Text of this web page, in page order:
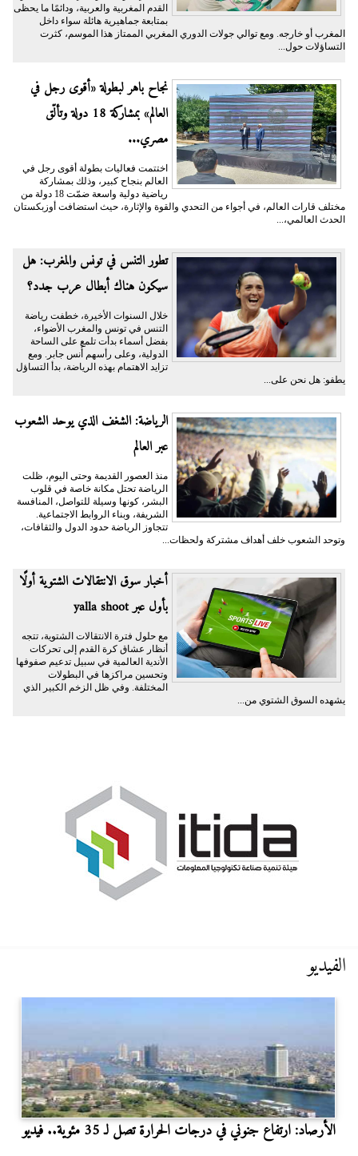
القدم المغربية والعربية، ودائمًا ما يحظى
بمتابعة جماهيرية هائلة سواء داخل
المغرب أو خارجه. ومع توالي جولات الدوري المغربي الممتاز هذا الموسم، كثرت
التساؤلات حول...
نجاح باهر لبطولة «أقوى رجل في
العالم» بمشاركة 18 دولة وتألّق
مصري...
اختتمت فعاليات بطولة أقوى رجل في
العالم بنجاح كبير، وذلك بمشاركة
رياضية دولية واسعة ضمّت 18 دولة من
مختلف قارات العالم، في أجواء من التحدي والقوة والإثارة، حيث استضافت أوزبكستان
الحدث العالمي،...
تطور التنس في تونس والمغرب: هل
سيكون هناك أبطال عرب جدد؟
خلال السنوات الأخيرة، خطفت رياضة
التنس في تونس والمغرب الأضواء،
بفضل أسماء بدأت تلمع على الساحة
الدولية، وعلى رأسهم أُنس جابر. ومع
تزايد الاهتمام بهذه الرياضة، بدأ التساؤل
يطفو: هل نحن على...
الرياضة: الشغف الذي يوحد الشعوب
عبر العالم
منذ العصور القديمة وحتى اليوم، ظلت
الرياضة تحتل مكانة خاصة في قلوب
البشر، كونها وسيلة للتواصل، المنافسة
الشريفة، وبناء الروابط الاجتماعية.
تتجاوز الرياضة حدود الدول والثقافات،
وتوحد الشعوب خلف أهداف مشتركة ولحظات...
أخبار سوق الانتقالات الشتوية أولًا
بأول عبر yalla shoot
مع حلول فترة الانتقالات الشتوية، تتجه
أنظار عشاق كرة القدم إلى تحركات
الأندية العالمية في سبيل تدعيم صفوفها
وتحسين مراكزها في البطولات
المختلفة. وفي ظل الزخم الكبير الذي
يشهده السوق الشتوي من...
الفيديو
الأرصاد: ارتفاع جنوني في درجات الحرارة تصل لـ 35 مئوية.. فيديو